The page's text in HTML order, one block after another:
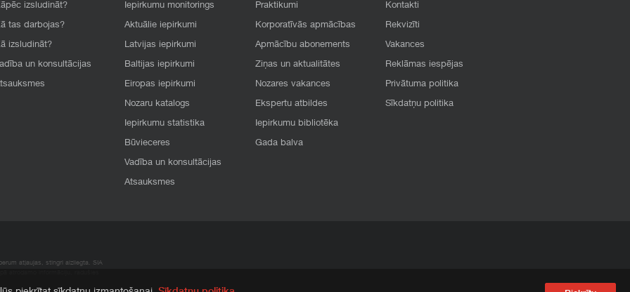
izsludināt?
tas darbojas?
izsludināt?
un konsultācijas
Iepirkumu monitorings
Aktuālie iepirkumi
Latvijas iepirkumi
Baltijas iepirkumi
Eiropas iepirkumi
Nozaru katalogs
Iepirkumu statistika
Būvieceres
Vadība un konsultācijas
Atsauksmes
Praktikumi
Korporatīvās apmācības
Apmācību abonements
Ziņas un aktualitātes
Nozares vakances
Ekspertu atbildes
Iepirkumu bibliotēka
Gada balva
Kontakti
Rekvizīti
Vakances
Reklāmas iespējas
Privātuma politika
Sīkdatņu politika
atļaujas, stingri aizliegta. SIA